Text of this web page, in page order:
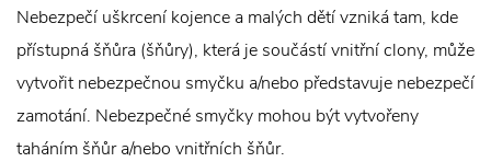
Nebezpečí uškrcení kojence a malých dětí vzniká tam, kde
přístupná šňůra (šňůry), která je součástí vnitřní clony, může
vytvořit nebezpečnou smyčku a/nebo představuje nebezpečí
zamotání. Nebezpečné smyčky mohou být vytvořeny
taháním šňůr a/nebo vnitřních šňůr.